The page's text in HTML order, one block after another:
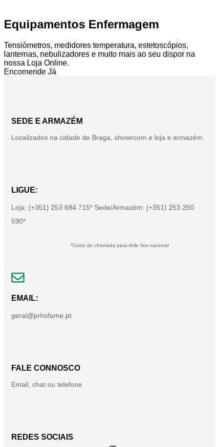
Equipamentos Enfermagem
Tensiómetros, medidores temperatura, estetoscópios,
lanternas, nebulizadores e muito mais ao seu dispor na
nossa Loja Online.
Encomende Já
SEDE E ARMAZÉM
Localizados na cidade de Braga, showroom e loja e armazém.
LIGUE:
Loja: (+351) 253 684 715* Sede/Armazém: (+351) 253 250
590*
*Custo de chamada para rede fixa nacional
EMAIL:
geral@prhofame.pt
FALE CONNOSCO
Email, chat ou telefone
REDES SOCIAIS